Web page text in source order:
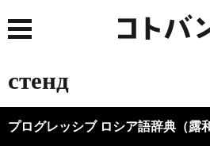
стенд
プログレッシブ ロシア語辞典（露